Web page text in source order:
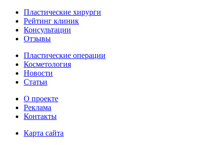
Пластические хирурги
Рейтинг клиник
Консультации
Отзывы
Пластические операции
Косметология
Новости
Статьи
О проекте
Реклама
Контакты
Карта сайта